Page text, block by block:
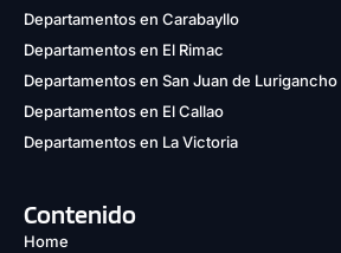
Departamentos en Carabayllo
Departamentos en El Rimac
Departamentos en San Juan de Lurigancho
Departamentos en El Callao
Departamentos en La Victoria
Contenido
Home